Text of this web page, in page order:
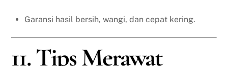
Garansi hasil bersih, wangi, dan cepat kering.
11. Tips Merawat